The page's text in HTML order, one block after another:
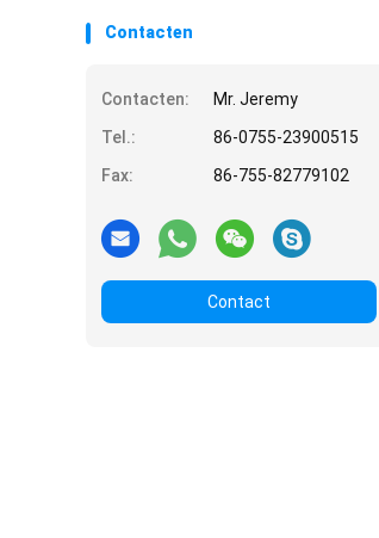
Contacten
Contacten:
Mr. Jeremy
Tel.:
86-0755-23900515
Fax:
86-755-82779102
Contact